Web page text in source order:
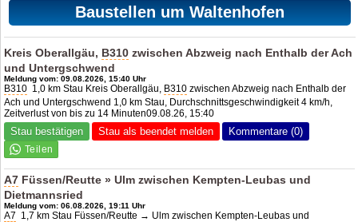
Baustellen um Waltenhofen
Kreis Oberallgäu, B310 zwischen Abzweig nach Enthalb der Ach
und Untergschwend
Meldung vom: 09.08.2026, 15:40 Uhr
B310 1,0 km Stau Kreis Oberallgäu, B310 zwischen Abzweig nach Enthalb der
Ach und Untergschwend 1,0 km Stau, Durchschnittsgeschwindigkeit 4 km/h,
Zeitverlust von bis zu 14 Minuten09.08.26, 15:40
Stau bestätigen Stau als beendet melden Kommentare (0)
A7 Füssen/Reutte » Ulm zwischen Kempten-Leubas und
Dietmannsried
Meldung vom: 06.08.2026, 19:11 Uhr
A7 1,7 km Stau Füssen/Reutte → Ulm zwischen Kempten-Leubas und